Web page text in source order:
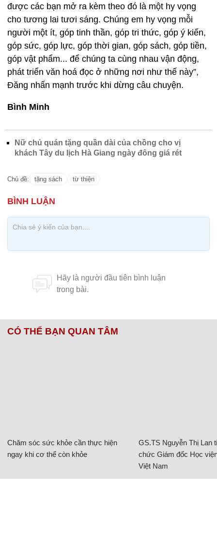
người một ít, góp tinh thần, góp tri thức, góp ý kiến,
góp sức, góp lực, góp thời gian, góp sách, góp tiền,
góp vật phẩm... để chúng ta cùng nhau vận động,
phát triển văn hoá đọc ở những nơi như thế này”,
Đăng nhấn mạnh trước khi dừng câu chuyện.
Bình Minh
Chủ đề: tặng sách từ thiện
Việt Nam